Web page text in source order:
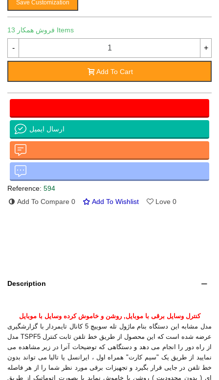
Save Customization
فروش همکار 13 Items
- +
Add To Cart
ارسال ایمیل
Reference: 594
Add To Compare 0 Add To Wishlist Love 0
Description
کنترل وسایل برقی با موبایل, روشن و خاموش کرده وسایل با موبایل
مدل مشابه این دستگاه بنام ماژول تله سوییچ 5 کانال تایمردار با گزارشگیری
مدل TSPF5 عرضه شده است که این محصول از طریق خط تلفن ثابت کنترل
از راه دور را انجام می دهد و دستگاهی که توضیحات آنرا در زیر مشاهده می
نمایید از طریق یک "سیم کارت" همراه اول ، ایرانسل یا تالیا می تواند بدون
خط تلفن در جایی قرار بگیرد و تجهیزات برقی مورد نظر شما را از هر فاصله
ای ( بدون محدودیت ) روشن یا خاموش نماید یا بصورت اتوماتیک از طریق